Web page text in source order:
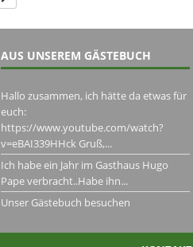
AUS UNSEREM GÄSTEBUCH
Hallo zusammen, ich hätte da etwas für
euch:
https://www.youtube.com/watch?
v=eBAI339HHck Gruß,...
Ich habe ein Jahr im Gasthaus Hugo
Pape verbracht..Habe ihn...
Unser Gästebuch besuchen